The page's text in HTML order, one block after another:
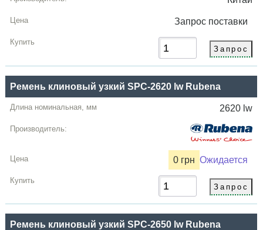
Запрос поставки
Ремень клиновый узкий SPC-2620 lw Rubena
2620 lw
0 грн Ожидается
Ремень клиновый узкий SPC-2650 lw Rubena